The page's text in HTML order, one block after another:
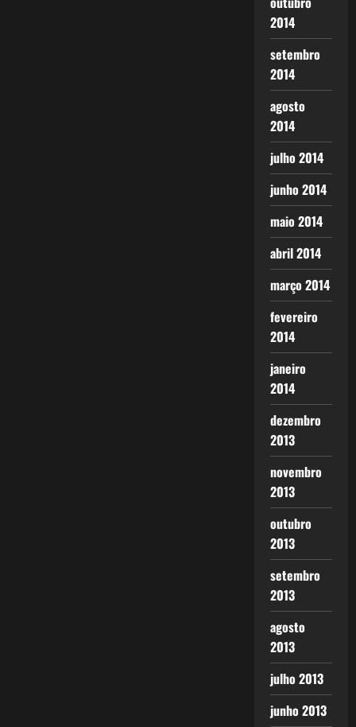
2014
setembro
2014
agosto
2014
julho 2014
junho 2014
maio 2014
abril 2014
março 2014
fevereiro
2014
janeiro
2014
dezembro
2013
novembro
2013
outubro
2013
setembro
2013
agosto
2013
julho 2013
junho 2013